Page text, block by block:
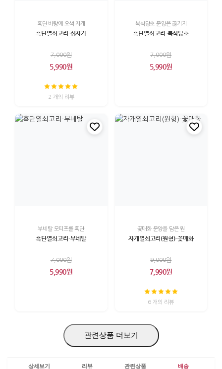
흑단 바탕에 오색 자개
흑단열쇠고리-십자가
7,000원
5,990원
2 개의 리뷰
복식당초 문양은 끊기지
흑단열쇠고리-복식당초
7,000원
5,990원
부네탈 모티프를 흑단
흑단열쇠고리-부네탈
7,000원
5,990원
꽃매화 문양을 담은 원
자개열쇠고리(원형)-꽃매화
9,000원
7,990원
6 개의 리뷰
관련상품 더보기
상세보기 리뷰 관련상품 배송